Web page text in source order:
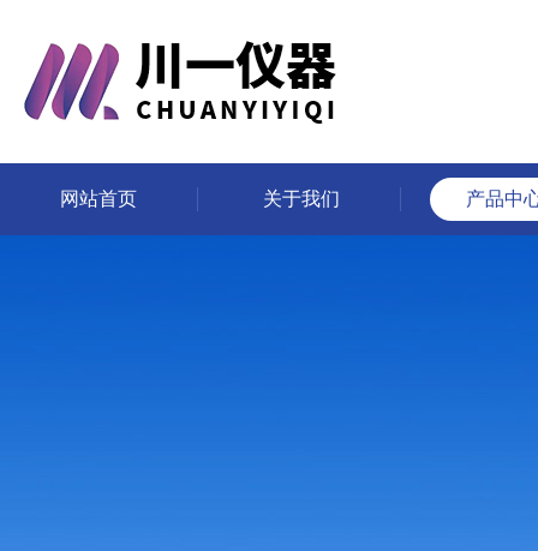
网站首页 关于我们 产品中